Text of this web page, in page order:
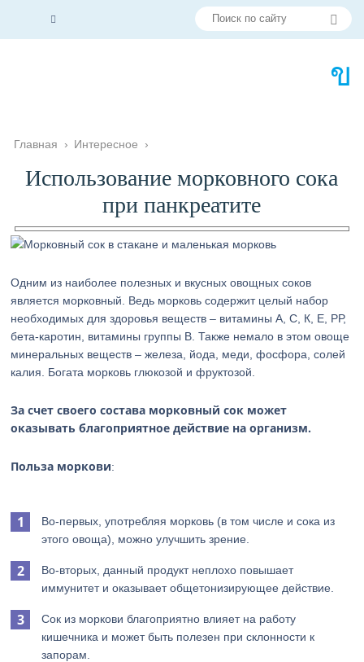
Главная › Интересное ›
Использование морковного сока
при панкреатите
Одним из наиболее полезных и вкусных овощных соков
является морковный. Ведь морковь содержит целый набор
необходимых для здоровья веществ – витамины А, С, К, Е, РР,
бета-каротин, витамины группы В. Также немало в этом овоще
минеральных веществ – железа, йода, меди, фосфора, солей
калия. Богата морковь глюкозой и фруктозой.
За счет своего состава морковный сок может
оказывать благоприятное действие на организм.
Польза моркови:
Во-первых, употребляя морковь (в том числе и сока из
этого овоща), можно улучшить зрение.
Во-вторых, данный продукт неплохо повышает
иммунитет и оказывает общетонизирующее действие.
Сок из моркови благоприятно влияет на работу
кишечника и может быть полезен при склонности к
запорам.